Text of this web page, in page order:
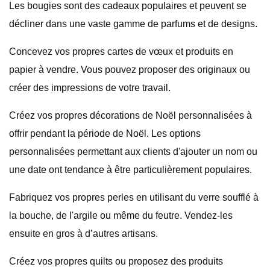
Les bougies sont des cadeaux populaires et peuvent se
décliner dans une vaste gamme de parfums et de designs.
Concevez vos propres cartes de vœux et produits en
papier à vendre. Vous pouvez proposer des originaux ou
créer des impressions de votre travail.
Créez vos propres décorations de Noël personnalisées à
offrir pendant la période de Noël. Les options
personnalisées permettant aux clients d'ajouter un nom ou
une date ont tendance à être particulièrement populaires.
Fabriquez vos propres perles en utilisant du verre soufflé à
la bouche, de l'argile ou même du feutre. Vendez-les
ensuite en gros à d’autres artisans.
Créez vos propres quilts ou proposez des produits